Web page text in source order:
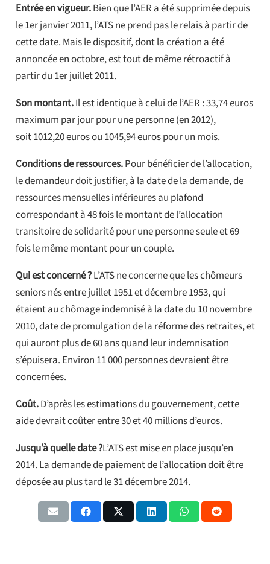
Entrée en vigueur.Bien que l’AER a été supprimée depuis
le 1er janvier 2011, l’ATS ne prend pas le relais à partir de
cette date. Mais le dispositif, dont la création a été
annoncée en octobre, est tout de même rétroactif à
partir du 1er juillet 2011.
Son montant.Il est identique à celui de l’AER : 33,74 euros
maximum par jour pour une personne (en 2012),
soit 1012,20 euros ou 1045,94 euros pour un mois.
Conditions de ressources.Pour bénéficier de l’allocation,
le demandeur doit justifier, à la date de la demande, de
ressources mensuelles inférieures au plafond
correspondant à 48 fois le montant de l’allocation
transitoire de solidarité pour une personne seule et 69
fois le même montant pour un couple.
Qui est concerné ?L’ATS ne concerne que les chômeurs
seniors nés entre juillet 1951 et décembre 1953, qui
étaient au chômage indemnisé à la date du 10 novembre
2010, date de promulgation de la réforme des retraites, et
qui auront plus de 60 ans quand leur indemnisation
s’épuisera. Environ 11 000 personnes devraient être
concernées.
Coût.D’après les estimations du gouvernement, cette
aide devrait coûter entre 30 et 40 millions d’euros.
Jusqu’à quelle date ?L’ATS est mise en place jusqu’en
2014. La demande de paiement de l’allocation doit être
déposée au plus tard le 31 décembre 2014.